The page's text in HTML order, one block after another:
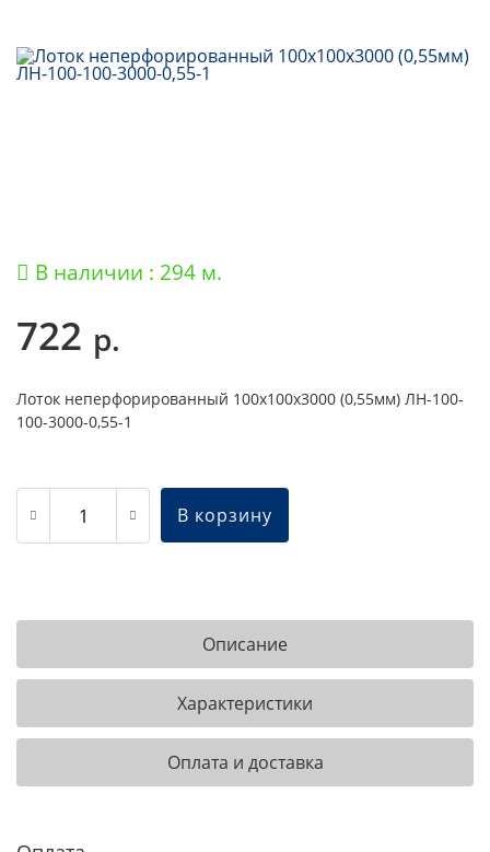
В наличии : 294 м.
722 р.
Лоток неперфорированный 100х100х3000 (0,55мм) ЛН-100-
100-3000-0,55-1
В корзину
Описание
Характеристики
Оплата и доставка